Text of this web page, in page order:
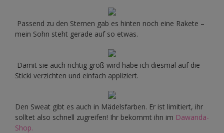
Passend zu den Sternen gab es hinten noch eine Rakete –
mein Sohn steht gerade auf so etwas.
Damit sie auch richtig groß wird habe ich diesmal auf die
Sticki verzichten und einfach appliziert.
Den Sweat gibt es auch in Mädelsfarben. Er ist limitiert, ihr
solltet also schnell zugreifen! Ihr bekommt ihn im Dawanda-
Shop.